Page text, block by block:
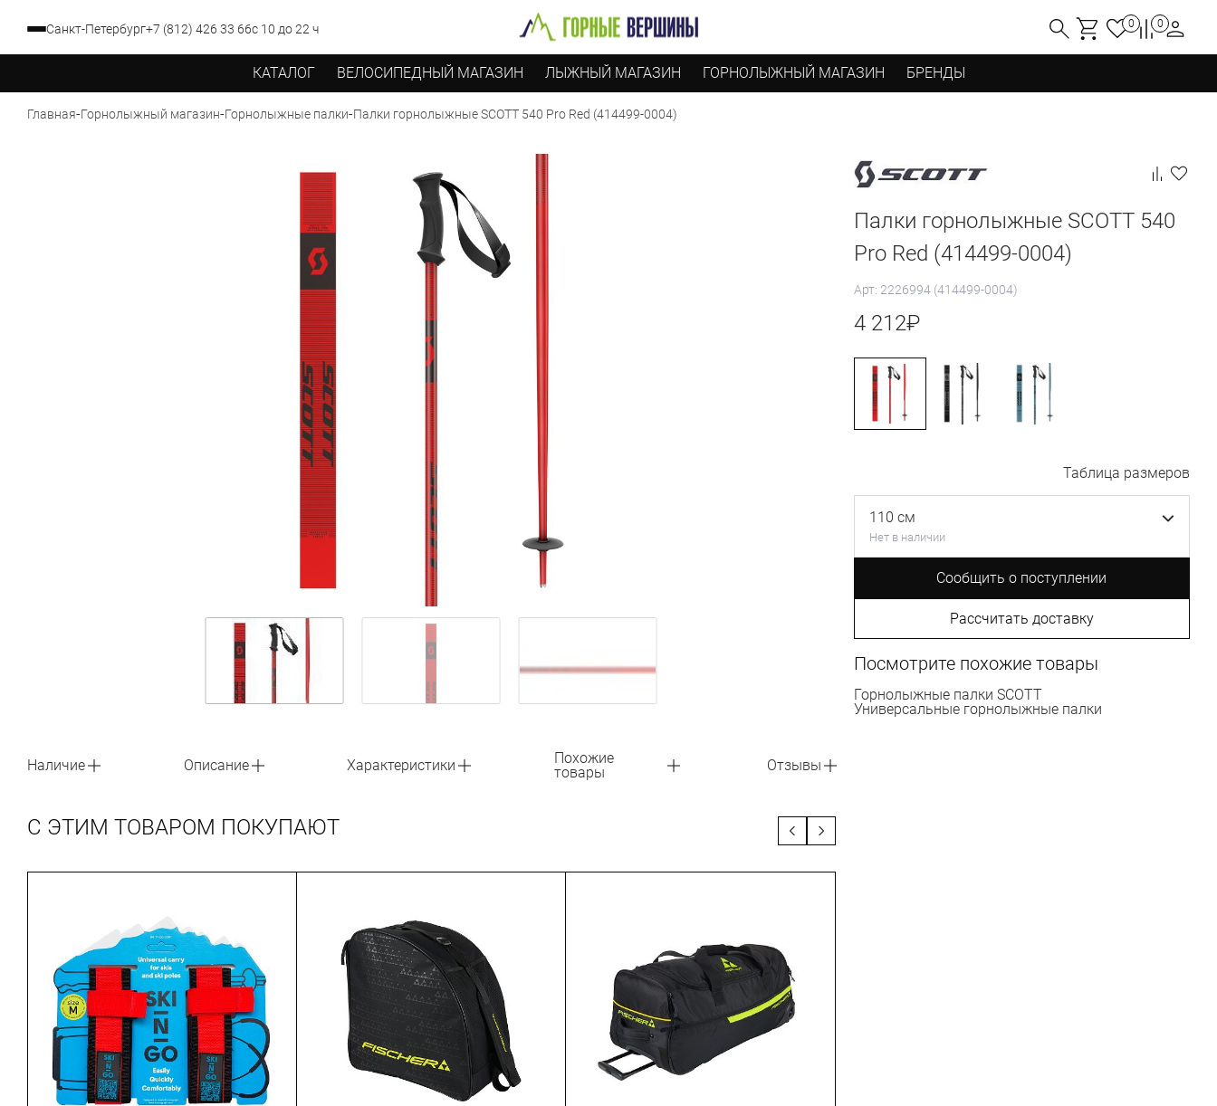
Санкт-Петербург+7 (812) 426 33 66с 10 до 22 ч 0 0
КАТАЛОГ ВЕЛОСИПЕДНЫЙ МАГАЗИН ЛЫЖНЫЙ МАГАЗИН ГОРНОЛЫЖНЫЙ МАГАЗИН БРЕНДЫ
Главная-Горнолыжный магазин-Горнолыжные палки-Палки горнолыжные SCOTT 540 Pro Red (414499-0004)
Палки горнолыжные SCOTT 540
Pro Red (414499-0004)
Арт: 2226994 (414499-0004)
4 212₽
Таблица размеров
110 см
Нет в наличии
Сообщить о поступлении
Рассчитать доставку
Посмотрите похожие товары
Горнолыжные палки SCOTT
Универсальные горнолыжные палки
Наличие Описание Характеристики
Похожие
товары
Отзывы
С ЭТИМ ТОВАРОМ ПОКУПАЮТ